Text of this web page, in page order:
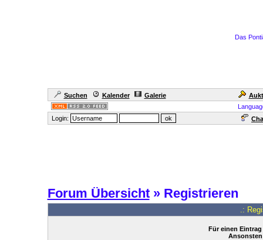
Das
Suchen Kalender Galerie
Login:
Forum Übersicht» Registrieren
.:
Für einen